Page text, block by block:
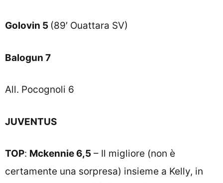
Golovin 5 (89′ Ouattara SV)
Balogun 7
All. Pocognoli 6
JUVENTUS
TOP: Mckennie 6,5 – Il migliore (non è
certamente una sorpresa) insieme a Kelly, in